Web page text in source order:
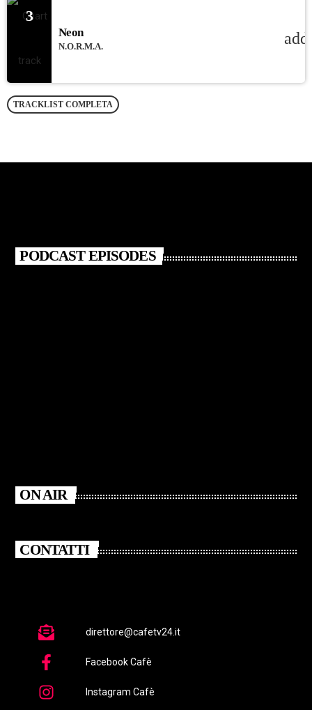
3
Neon
N.O.R.M.A.
TRACKLIST COMPLETA
PODCAST EPISODES
ON AIR
CONTATTI
direttore@cafetv24.it
Facebook Cafè
Instagram Cafè